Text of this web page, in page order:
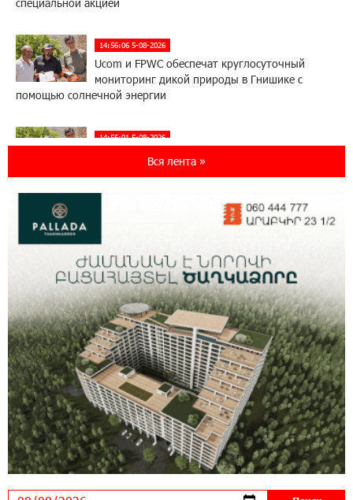
14:56:06 5-08-2026
Ucom и FPWC обеспечат круглосуточный
мониторинг дикой природы в Гнишике с
помощью солнечной энергии
14:56:01 5-08-2026
Ucom и FPWC обеспечат круглосуточный
Idram и IDBank - рядом со стартапами на
Seaside Startup Summit
10:12:55 3-08-2026
В мобильном приложении Юнибанка теперь
можно зарегистрироваться также с помощью
imID
21:09:13 31-07-2026
«Бесплатные бонусы в играх»: IDBank
предупреждает о кибератаках на школьников
11:21:15 31-07-2026
ЕАЭС со временем будет расширяться. Когда-
Вся лента »